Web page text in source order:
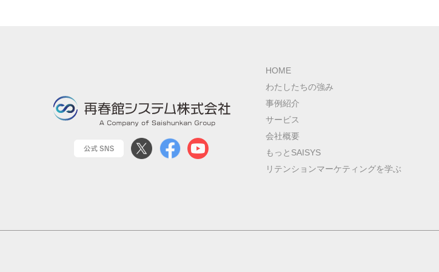
HOME
わたしたちの強み
事例紹介
サービス
会社概要
もっとSAISYS
リテンションマーケティングを学ぶ